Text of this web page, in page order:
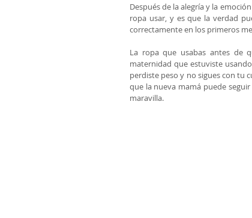
Después de la alegría y la
ropa usar, y es que la verdad
correctamente en los primeros
La ropa que usabas antes de
maternidad que estuviste
perdiste peso y no sigues con tu
que la nueva mamá puede
maravilla.